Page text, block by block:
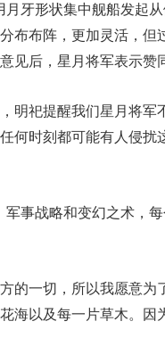
月牙形状集中舰船发起
布布阵，更加灵活，
见后，星月将军表示赞
明祀提醒我们星月将
何时刻都可能有人侵
军事战略和变幻之术，
的一切，所以我愿意
海以及每一片草木。因